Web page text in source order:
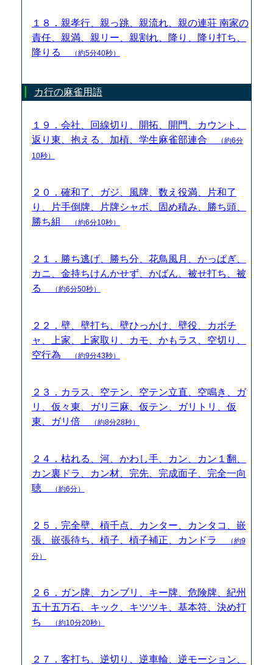
１８．親孝行、親っ跳、親流れ、親の連荘 南家の
責任、親満、親リー、親割れ、降り、降り打ち、
降りる
（約5分40秒）
カ行の麻雀用語
１９．会社、回線切り、開拓、開門、カウント、
返り東、抱える、加槓、学生麻雀部連合
（約6分
10秒）
２０．確和了、ガジ、風牌、数え役満、片和了
り、片手倒牌、片牌シャボ、固め積み、勝ち頭、
勝ち組
（約6分10秒）
２１．勝ち逃げ、勝ち分、花鳥風月、かっぱぎ、
カニ、金持ちけんかせず、かばん、被せ打ち、被
る
（約6分50秒）
２２．壁、壁打ち、壁ひっかけ、壁役、カボチ
ャ、上家、上家取り、カモ、かもラス、空切り、
空行為
（約9分43秒）
２３．カラス、空テン、空テン立直、空鳴き、ガ
リ、仮々東、ガリ三麻、仮テン、ガリトリ、仮
東、ガリ倍
（約8分28秒）
２４．枯れる、河、かわし手、カン、カン１翻、
カン裏ドラ、カン材、完先、完成面子、完全一向
聴
（約6分）
２５．完全壁、槓千点、カンター、カンタコ、嵌
張、嵌張待ち、槓子、槓子補正、カンドラ
（約9
分）
２６．ガン牌、カンブリ、キー牌、危険牌、紀州
五十五万石、キック、キツツキ、基本符、決め打
ち
（約10分20秒）
２７．客打ち、逆切り、逆車輪、逆モーション、